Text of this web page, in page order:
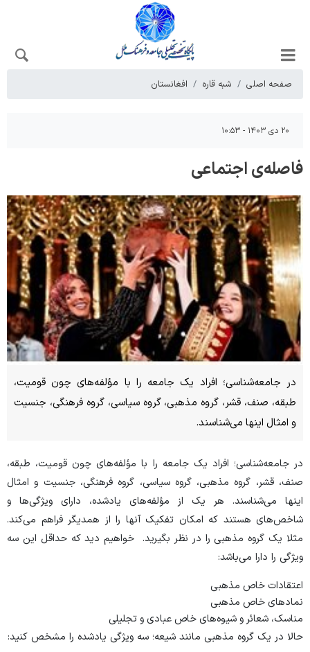
صفحه اصلی شبه قاره افغانستان
۲۰ دی ۱۴۰۳ - ۱۰:۵۳
فاصله‌ی اجتماعی
در جامعه‌شناسی؛ افراد یک جامعه را با مؤلفه‌های چون قومیت،
طبقه، صنف، قشر، گروه‌ مذهبی، گروه سیاسی، گروه فرهنگی، جنسیت
و امثال اینها می‌شناسند.
در جامعه‌شناسی؛ افراد یک جامعه را با مؤلفه‌های چون قومیت، طبقه،
صنف، قشر، گروه‌ مذهبی، گروه سیاسی، گروه فرهنگی، جنسیت و امثال
اینها می‌شناسند. هر یک از مؤلفه‌های یادشده، دارای ویژگی‌ها و
شاخص‌های هستند که امکان تفکیک آنها را از همدیگر فراهم می‌کند.
مثلا یک گروه مذهبی را در نظر بگیرید. خواهیم دید که حداقل این سه
ویژگی را دارا می‌باشد:
اعتقادات خاص مذهبی
نمادهای خاص مذهبی
مناسک، شعائر و شیوه‌های خاص عبادی و تجلیلی
حالا در یک گروه مذهبی مانند شیعه؛ سه ویژگی یادشده را مشخص کنید: